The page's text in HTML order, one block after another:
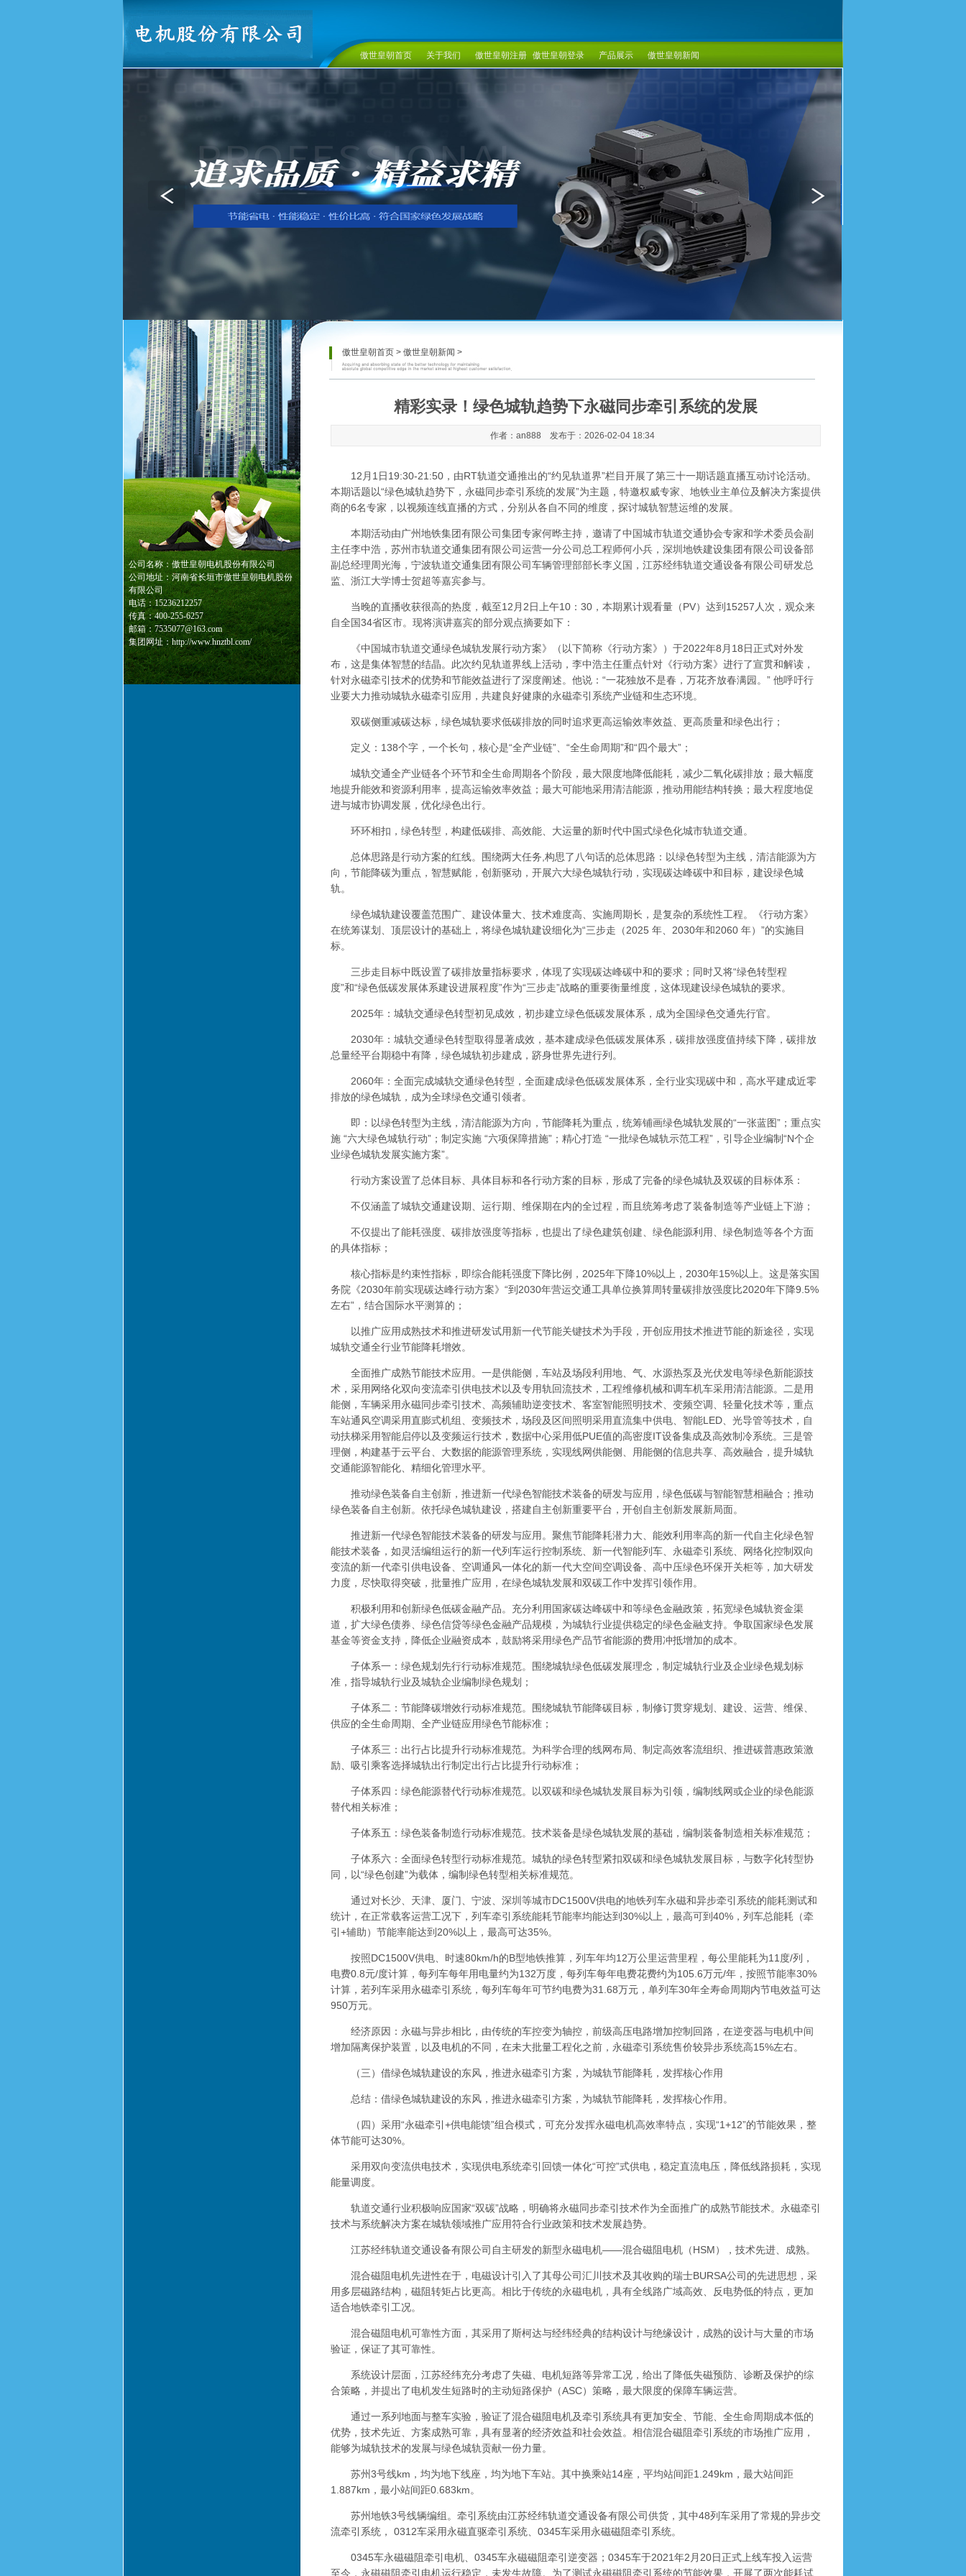
傲世皇朝首页 关于我们 傲世皇朝注册 傲世皇朝登录 产品展示 傲世皇朝新闻
公司名称：傲世皇朝电机股份有限公司
公司地址：河南省长垣市傲世皇朝电机股份
有限公司
电话：15236212257
传真：400-255-6257
邮箱：7535077@163.com
集团网址：http://www.hnztbl.com/
傲世皇朝首页 > 傲世皇朝新闻 >
精彩实录！绿色城轨趋势下永磁同步牵引系统的发展
作者：an888 发布于：2026-02-04 18:34
12月1日19:30-21:50，由RT轨道交通推出的“约见轨道界”栏目开展了第三十一期话题直播互动讨论活动。
本期话题以“绿色城轨趋势下，永磁同步牵引系统的发展”为主题，特邀权威专家、地铁业主单位及解决方案提供
商的6名专家，以视频连线直播的方式，分别从各自不同的维度，探讨城轨智慧运维的发展。
本期活动由广州地铁集团有限公司集团专家何晔主持，邀请了中国城市轨道交通协会专家和学术委员会副
主任李中浩，苏州市轨道交通集团有限公司运营一分公司总工程师何小兵，深圳地铁建设集团有限公司设备部
副总经理周光海，宁波轨道交通集团有限公司车辆管理部部长李义国，江苏经纬轨道交通设备有限公司研发总
监、浙江大学博士贺超等嘉宾参与。
当晚的直播收获很高的热度，截至12月2日上午10：30，本期累计观看量（PV）达到15257人次，观众来
自全国34省区市。现将演讲嘉宾的部分观点摘要如下：
《中国城市轨道交通绿色城轨发展行动方案》（以下简称《行动方案》）于2022年8月18日正式对外发
布，这是集体智慧的结晶。此次约见轨道界线上活动，李中浩主任重点针对《行动方案》进行了宣贯和解读，
针对永磁牵引技术的优势和节能效益进行了深度阐述。他说：“一花独放不是春，万花齐放春满园。” 他呼吁行
业要大力推动城轨永磁牵引应用，共建良好健康的永磁牵引系统产业链和生态环境。
双碳侧重减碳达标，绿色城轨要求低碳排放的同时追求更高运输效率效益、更高质量和绿色出行；
定义：138个字，一个长句，核心是“全产业链”、“全生命周期”和“四个最大”；
城轨交通全产业链各个环节和全生命周期各个阶段，最大限度地降低能耗，减少二氧化碳排放；最大幅度
地提升能效和资源利用率，提高运输效率效益；最大可能地采用清洁能源，推动用能结构转换；最大程度地促
进与城市协调发展，优化绿色出行。
环环相扣，绿色转型，构建低碳排、高效能、大运量的新时代中国式绿色化城市轨道交通。
总体思路是行动方案的红线。围绕两大任务,构思了八句话的总体思路：以绿色转型为主线，清洁能源为方
向，节能降碳为重点，智慧赋能，创新驱动，开展六大绿色城轨行动，实现碳达峰碳中和目标，建设绿色城
轨。
绿色城轨建设覆盖范围广、建设体量大、技术难度高、实施周期长，是复杂的系统性工程。《行动方案》
在统筹谋划、顶层设计的基础上，将绿色城轨建设细化为“三步走（2025 年、2030年和2060 年）”的实施目
标。
三步走目标中既设置了碳排放量指标要求，体现了实现碳达峰碳中和的要求；同时又将“绿色转型程
度”和“绿色低碳发展体系建设进展程度”作为“三步走”战略的重要衡量维度，这体现建设绿色城轨的要求。
2025年：城轨交通绿色转型初见成效，初步建立绿色低碳发展体系，成为全国绿色交通先行官。
2030年：城轨交通绿色转型取得显著成效，基本建成绿色低碳发展体系，碳排放强度值持续下降，碳排放
总量经平台期稳中有降，绿色城轨初步建成，跻身世界先进行列。
2060年：全面完成城轨交通绿色转型，全面建成绿色低碳发展体系，全行业实现碳中和，高水平建成近零
排放的绿色城轨，成为全球绿色交通引领者。
即：以绿色转型为主线，清洁能源为方向，节能降耗为重点，统筹铺画绿色城轨发展的“一张蓝图”；重点实
施 “六大绿色城轨行动”；制定实施 “六项保障措施”；精心打造 “一批绿色城轨示范工程”，引导企业编制“N个企
业绿色城轨发展实施方案”。
行动方案设置了总体目标、具体目标和各行动方案的目标，形成了完备的绿色城轨及双碳的目标体系：
不仅涵盖了城轨交通建设期、运行期、维保期在内的全过程，而且统筹考虑了装备制造等产业链上下游；
不仅提出了能耗强度、碳排放强度等指标，也提出了绿色建筑创建、绿色能源利用、绿色制造等各个方面
的具体指标；
核心指标是约束性指标，即综合能耗强度下降比例，2025年下降10%以上，2030年15%以上。这是落实国
务院《2030年前实现碳达峰行动方案》“到2030年营运交通工具单位换算周转量碳排放强度比2020年下降9.5%
左右”，结合国际水平测算的；
以推广应用成熟技术和推进研发试用新一代节能关键技术为手段，开创应用技术推进节能的新途径，实现
城轨交通全行业节能降耗增效。
全面推广成熟节能技术应用。一是供能侧，车站及场段利用地、气、水源热泵及光伏发电等绿色新能源技
术，采用网络化双向变流牵引供电技术以及专用轨回流技术，工程维修机械和调车机车采用清洁能源。二是用
能侧，车辆采用永磁同步牵引技术、高频辅助逆变技术、客室智能照明技术、变频空调、轻量化技术等，重点
车站通风空调采用直膨式机组、变频技术，场段及区间照明采用直流集中供电、智能LED、光导管等技术，自
动扶梯采用智能启停以及变频运行技术，数据中心采用低PUE值的高密度IT设备集成及高效制冷系统。三是管
理侧，构建基于云平台、大数据的能源管理系统，实现线网供能侧、用能侧的信息共享、高效融合，提升城轨
交通能源智能化、精细化管理水平。
推动绿色装备自主创新，推进新一代绿色智能技术装备的研发与应用，绿色低碳与智能智慧相融合；推动
绿色装备自主创新。依托绿色城轨建设，搭建自主创新重要平台，开创自主创新发展新局面。
推进新一代绿色智能技术装备的研发与应用。聚焦节能降耗潜力大、能效利用率高的新一代自主化绿色智
能技术装备，如灵活编组运行的新一代列车运行控制系统、新一代智能列车、永磁牵引系统、网络化控制双向
变流的新一代牵引供电设备、空调通风一体化的新一代大空间空调设备、高中压绿色环保开关柜等，加大研发
力度，尽快取得突破，批量推广应用，在绿色城轨发展和双碳工作中发挥引领作用。
积极利用和创新绿色低碳金融产品。充分利用国家碳达峰碳中和等绿色金融政策，拓宽绿色城轨资金渠
道，扩大绿色债券、绿色信贷等绿色金融产品规模，为城轨行业提供稳定的绿色金融支持。争取国家绿色发展
基金等资金支持，降低企业融资成本，鼓励将采用绿色产品节省能源的费用冲抵增加的成本。
子体系一：绿色规划先行行动标准规范。围绕城轨绿色低碳发展理念，制定城轨行业及企业绿色规划标
准，指导城轨行业及城轨企业编制绿色规划；
子体系二：节能降碳增效行动标准规范。围绕城轨节能降碳目标，制修订贯穿规划、建设、运营、维保、
供应的全生命周期、全产业链应用绿色节能标准；
子体系三：出行占比提升行动标准规范。为科学合理的线网布局、制定高效客流组织、推进碳普惠政策激
励、吸引乘客选择城轨出行制定出行占比提升行动标准；
子体系四：绿色能源替代行动标准规范。以双碳和绿色城轨发展目标为引领，编制线网或企业的绿色能源
替代相关标准；
子体系五：绿色装备制造行动标准规范。技术装备是绿色城轨发展的基础，编制装备制造相关标准规范；
子体系六：全面绿色转型行动标准规范。城轨的绿色转型紧扣双碳和绿色城轨发展目标，与数字化转型协
同，以“绿色创建”为载体，编制绿色转型相关标准规范。
通过对长沙、天津、厦门、宁波、深圳等城市DC1500V供电的地铁列车永磁和异步牵引系统的能耗测试和
统计，在正常载客运营工况下，列车牵引系统能耗节能率均能达到30%以上，最高可到40%，列车总能耗（牵
引+辅助）节能率能达到20%以上，最高可达35%。
按照DC1500V供电、时速80km/h的B型地铁推算，列车年均12万公里运营里程，每公里能耗为11度/列，
电费0.8元/度计算，每列车每年用电量约为132万度，每列车每年电费花费约为105.6万元/年，按照节能率30%
计算，若列车采用永磁牵引系统，每列车每年可节约电费为31.68万元，单列车30年全寿命周期内节电效益可达
950万元。
经济原因：永磁与异步相比，由传统的车控变为轴控，前级高压电路增加控制回路，在逆变器与电机中间
增加隔离保护装置，以及电机的不同，在未大批量工程化之前，永磁牵引系统售价较异步系统高15%左右。
（三）借绿色城轨建设的东风，推进永磁牵引方案，为城轨节能降耗，发挥核心作用
总结：借绿色城轨建设的东风，推进永磁牵引方案，为城轨节能降耗，发挥核心作用。
（四）采用“永磁牵引+供电能馈”组合模式，可充分发挥永磁电机高效率特点，实现“1+12”的节能效果，整
体节能可达30%。
采用双向变流供电技术，实现供电系统牵引回馈一体化“可控”式供电，稳定直流电压，降低线路损耗，实现
能量调度。
轨道交通行业积极响应国家“双碳”战略，明确将永磁同步牵引技术作为全面推广的成熟节能技术。永磁牵引
技术与系统解决方案在城轨领域推广应用符合行业政策和技术发展趋势。
江苏经纬轨道交通设备有限公司自主研发的新型永磁电机——混合磁阻电机（HSM），技术先进、成熟。
混合磁阻电机先进性在于，电磁设计引入了其母公司汇川技术及其收购的瑞士BURSA公司的先进思想，采
用多层磁路结构，磁阻转矩占比更高。相比于传统的永磁电机，具有全线路广域高效、反电势低的特点，更加
适合地铁牵引工况。
混合磁阻电机可靠性方面，其采用了斯柯达与经纬经典的结构设计与绝缘设计，成熟的设计与大量的市场
验证，保证了其可靠性。
系统设计层面，江苏经纬充分考虑了失磁、电机短路等异常工况，给出了降低失磁预防、诊断及保护的综
合策略，并提出了电机发生短路时的主动短路保护（ASC）策略，最大限度的保障车辆运营。
通过一系列地面与整车实验，验证了混合磁阻电机及牵引系统具有更加安全、节能、全生命周期成本低的
优势，技术先近、方案成熟可靠，具有显著的经济效益和社会效益。相信混合磁阻牵引系统的市场推广应用，
能够为城轨技术的发展与绿色城轨贡献一份力量。
苏州3号线km，均为地下线座，均为地下车站。其中换乘站14座，平均站间距1.249km，最大站间距
1.887km，最小站间距0.683km。
苏州地铁3号线辆编组。牵引系统由江苏经纬轨道交通设备有限公司供货，其中48列车采用了常规的异步交
流牵引系统， 0312车采用永磁直驱牵引系统、0345车采用永磁磁阻牵引系统。
0345车永磁磁阻牵引电机、0345车永磁磁阻牵引逆变器；0345车于2021年2月20日正式上线车投入运营
至今，永磁磁阻牵引电机运行稳定，未发生故障。为了测试永磁磁阻牵引系统的节能效果，开展了两次能耗试